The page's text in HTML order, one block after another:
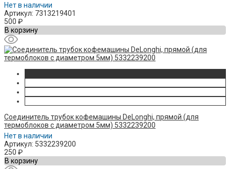
Нет в наличии
Артикул: 7313219401
500 ₽
В корзину
Соединитель трубок кофемашины DeLonghi, прямой (для
термоблоков с диаметром 5мм) 5332239200
Нет в наличии
Артикул: 5332239200
250 ₽
В корзину